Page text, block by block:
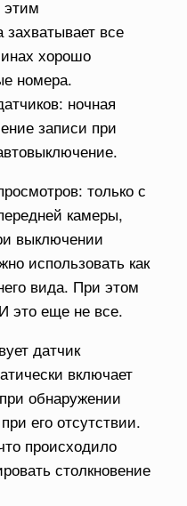
этим
захватывает все
хорошо
номера.
ночная
записи при
только с
камеры,
выключении
использовать как
вида. При этом
это еще не все.
датчик
включает
обнаружении
его отсутствии.
происходило
столкновение